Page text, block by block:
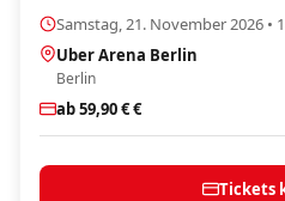
Samstag, 21. November 2026 •
Uber Arena Berlin
Berlin
ab 59,90 € €
Tickets